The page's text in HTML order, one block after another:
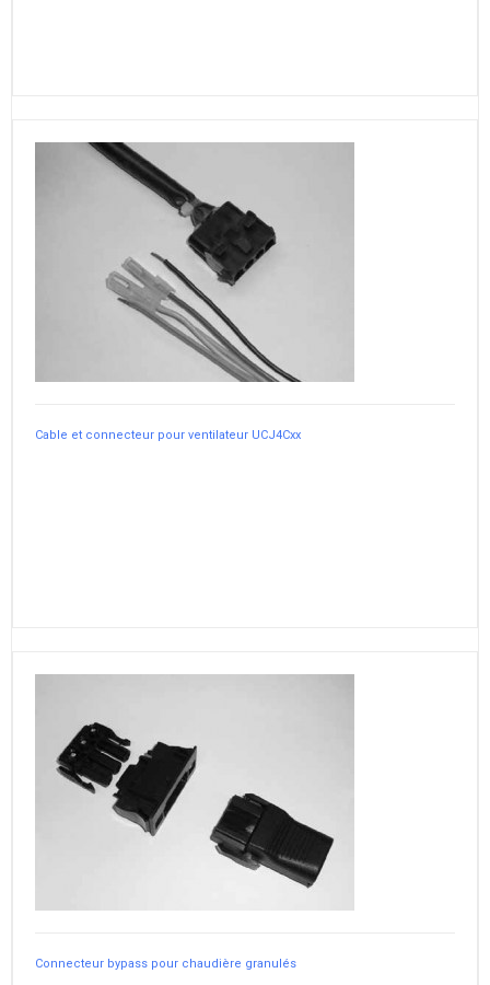
Cable et connecteur pour ventilateur UCJ4Cxx
Connecteur bypass pour chaudière granulés